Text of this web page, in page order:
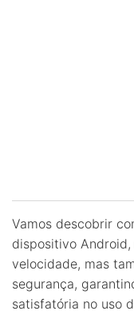
Vamos descobrir
dispositivo
velocidade, mas
segurança,
satisfatória no uso